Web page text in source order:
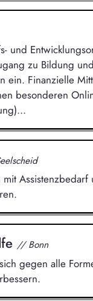
und
zu Bildung
ein. Finanzielle
besonderen
// Bonn
gegen alle